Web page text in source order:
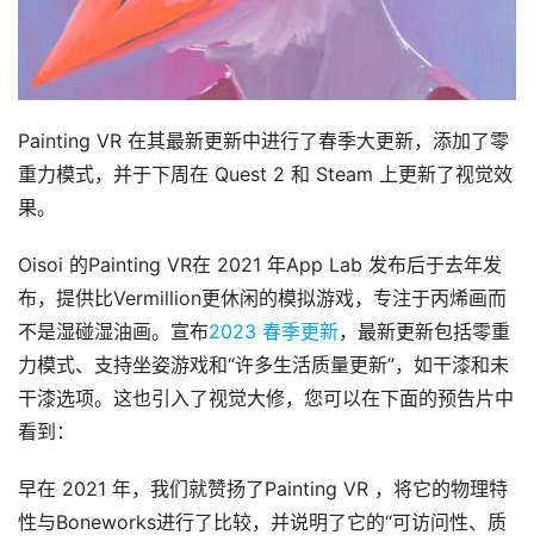
Painting VR 在其最新更新中进行了春季大更新，添加了零
重力模式，并于下周在 Quest 2 和 Steam 上更新了视觉效
果。
Oisoi 的Painting VR在 2021 年App Lab 发布后于去年发
布，提供比Vermillion更休闲的模拟游戏，专注于丙烯画而
不是湿碰湿油画。宣布2023 春季更新，最新更新包括零重
力模式、支持坐姿游戏和“许多生活质量更新”，如干漆和未
干漆选项。这也引入了视觉大修，您可以在下面的预告片中
看到：
早在 2021 年，我们就赞扬了Painting VR ，将它的物理特
性与Boneworks进行了比较，并说明了它的“可访问性、质